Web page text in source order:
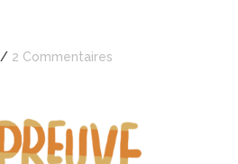
/ 2 Commentaires